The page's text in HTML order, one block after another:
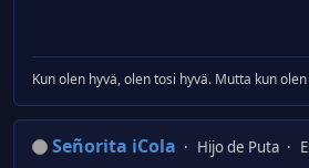
Kun olen hyvä, olen tosi hyvä. Mutta kun
Señorita iCola Hijo de Puta